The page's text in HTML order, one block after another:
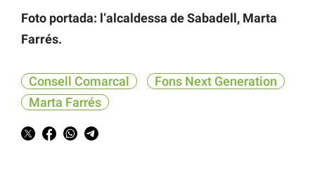
Foto portada: l’alcaldessa de Sabadell, Marta
Farrés.
Consell Comarcal
Fons Next Generation
Marta Farrés